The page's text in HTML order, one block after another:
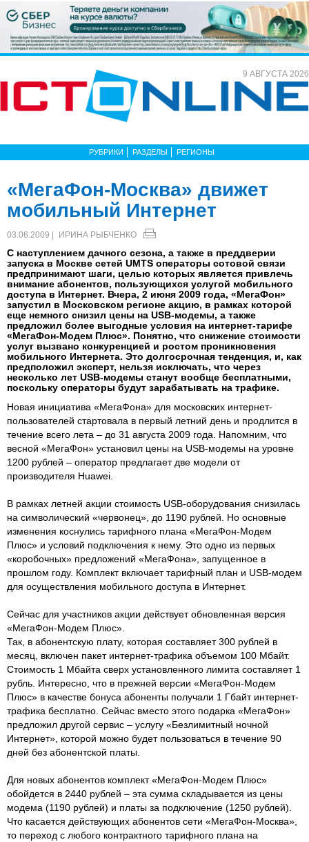
9 АВГУСТА 2026
РУБРИКИ РАЗДЕЛЫ РЕГИОНЫ
«МегаФон-Москва» движет
мобильный Интернет
03.06.2009 | ИРИНА РЫБЧЕНКО
С наступлением дачного сезона, а также в преддверии
запуска в Москве сетей UMTS операторы сотовой связи
предпринимают шаги, целью которых является привлечь
внимание абонентов, пользующихся услугой мобильного
доступа в Интернет. Вчера, 2 июня 2009 года, «МегаФон»
запустил в Московском регионе акцию, в рамках которой
еще немного снизил цены на USB-модемы, а также
предложил более выгодные условия на интернет-тарифе
«МегаФон-Модем Плюс». Понятно, что снижение стоимости
услуг вызвано конкуренцией и ростом проникновения
мобильного Интернета. Это долгосрочная тенденция, и, как
предположил эксперт, нельзя исключать, что через
несколько лет USB-модемы станут вообще бесплатными,
поскольку операторы будут зарабатывать на трафике.
Новая инициатива «МегаФона» для московских интернет-
пользователей стартовала в первый летний день и продлится в
течение всего лета – до 31 августа 2009 года. Напомним, что
весной «МегаФон» установил цены на USB-модемы на уровне
1200 рублей – оператор предлагает две модели от
производителя Huawei.
В рамках летней акции стоимость USB-оборудования снизилась
на символический «червонец», до 1190 рублей. Но основные
изменения коснулись тарифного плана «МегаФон-Модем
Плюс» и условий подключения к нему. Это одно из первых
«коробочных» предложений «МегаФона», запущенное в
прошлом году. Комплект включает тарифный план и USB-модем
для осуществления мобильного доступа в Интернет.
Сейчас для участников акции действует обновленная версия
«МегаФон-Модем Плюс».
Так, в абонентскую плату, которая составляет 300 рублей в
месяц, включен пакет интернет-трафика объемом 100 Мбайт.
Стоимость 1 Мбайта сверх установленного лимита составляет 1
рубль. Интересно, что в прежней версии «МегаФон-Модем
Плюс» в качестве бонуса абоненты получали 1 Гбайт интернет-
трафика бесплатно. Сейчас вместо этого подарка «МегаФон»
предложил другой сервис – услугу «Безлимитный ночной
Интернет», которой можно будет пользоваться в течение 90
дней без абонентской платы.
Для новых абонентов комплект «МегаФон-Модем Плюс»
обойдется в 2440 рублей – эта сумма складывается из цены
модема (1190 рублей) и платы за подключение (1250 рублей).
Что касается действующих абонентов сети «МегаФон-Москва»,
то переход с любого контрактного тарифного плана на